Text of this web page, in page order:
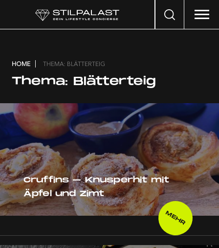
Search
HOME THEMA: BLÄTTERTEIG
Thema: Blätterteig
Cruffins – Knusperhit mit
Äpfel und Zimt
MEHR